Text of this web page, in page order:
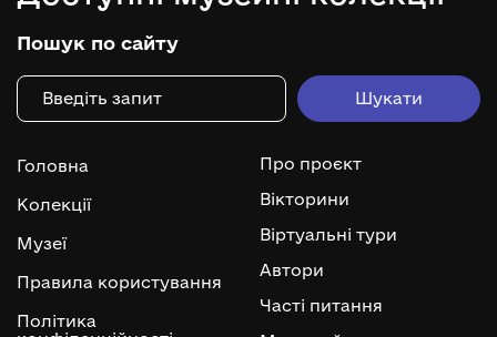
Пошук по сайту
Головна
Колекції
Музеї
Правила користування
Політика
Про проєкт
Вікторини
Віртуальні тури
Автори
Часті питання